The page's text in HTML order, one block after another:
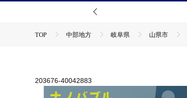
TOP 中部地方 岐阜県 山県市
203676-40042883